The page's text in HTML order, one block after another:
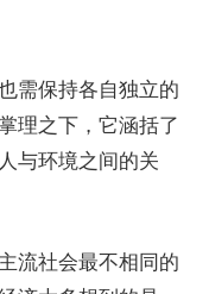
需保持各自独立的
理之下，它涵括了
与环境之间的关
流社会最不相同的